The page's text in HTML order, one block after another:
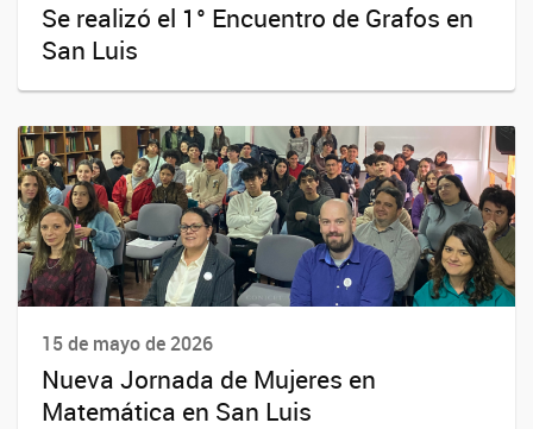
Se realizó el 1° Encuentro de Grafos en
San Luis
15 de mayo de 2026
Nueva Jornada de Mujeres en
Matemática en San Luis